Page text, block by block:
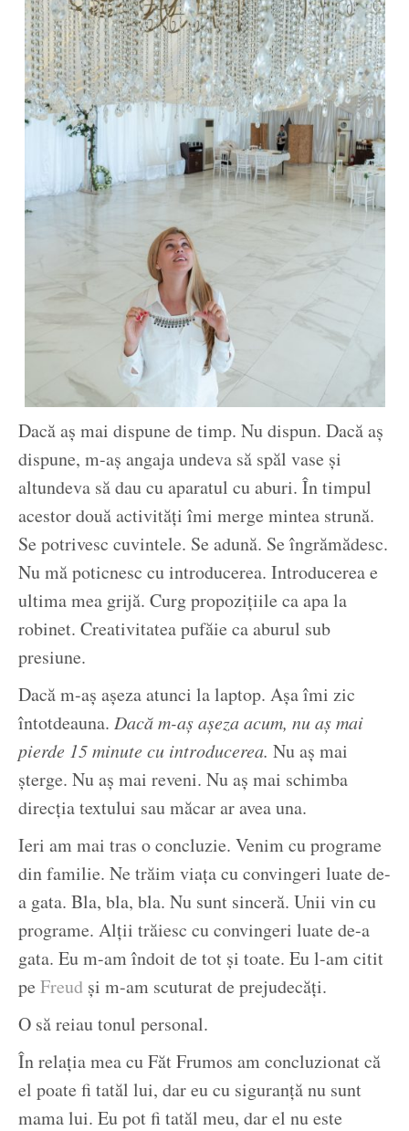
Dacă aș mai dispune de timp. Nu dispun. Dacă aș
dispune, m-aș angaja undeva să spăl vase și
altundeva să dau cu aparatul cu aburi. În timpul
acestor două activități îmi merge mintea strună.
Se potrivesc cuvintele. Se adună. Se îngrămădesc.
Nu mă poticnesc cu introducerea. Introducerea e
ultima mea grijă. Curg propozițiile ca apa la
robinet. Creativitatea pufăie ca aburul sub
presiune.
Dacă m-aș așeza atunci la laptop. Așa îmi zic
întotdeauna. Dacă m-aș așeza acum, nu aș mai
pierde 15 minute cu introducerea. Nu aș mai
șterge. Nu aș mai reveni. Nu aș mai schimba
direcția textului sau măcar ar avea una.
Ieri am mai tras o concluzie. Venim cu programe
din familie. Ne trăim viața cu convingeri luate de-
a gata. Bla, bla, bla. Nu sunt sinceră. Unii vin cu
programe. Alții trăiesc cu convingeri luate de-a
gata. Eu m-am îndoit de tot și toate. Eu l-am citit
pe Freud și m-am scuturat de prejudecăți.
O să reiau tonul personal.
În relația mea cu Făt Frumos am concluzionat că
el poate fi tatăl lui, dar eu cu siguranță nu sunt
mama lui. Eu pot fi tatăl meu, dar el nu este